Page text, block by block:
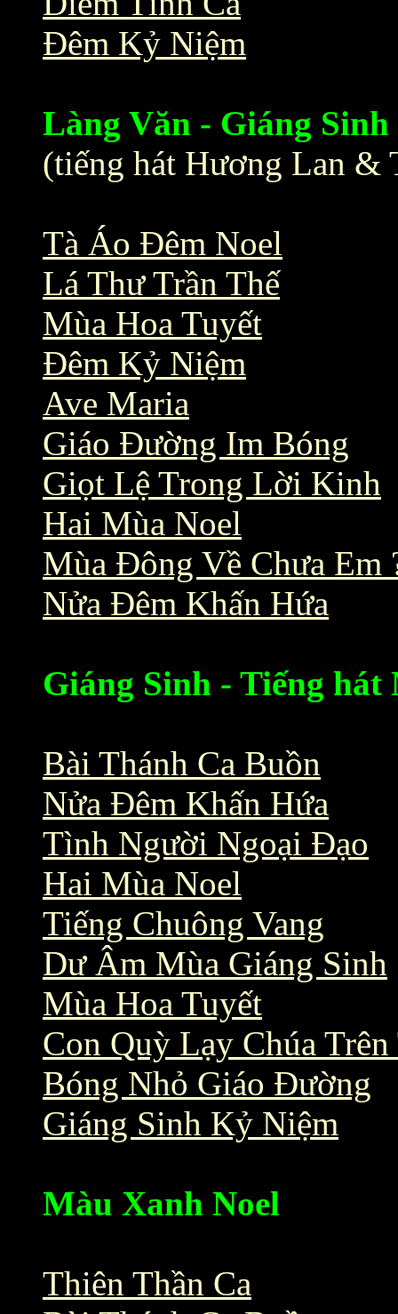
Đêm Kỷ Niệm
Làng Văn - Giáng Sinh
(tiếng hát Hương Lan &
Tà Áo Đêm Noel
Lá Thư Trần Thế
Mùa Hoa Tuyết
Đêm Kỷ Niệm
Ave Maria
Giáo Đường Im Bóng
Giọt Lệ Trong Lời Kinh
Hai Mùa Noel
Mùa Đông Về Chưa Em
Nửa Đêm Khấn Hứa
Giáng Sinh - Tiếng
Bài Thánh Ca Buồn
Nửa Đêm Khấn Hứa
Tình Người Ngoại Đạo
Hai Mùa Noel
Tiếng Chuông Vang
Dư Âm Mùa Giáng Sinh
Mùa Hoa Tuyết
Con Quỳ Lạy Chúa
Bóng Nhỏ Giáo Đường
Giáng Sinh Kỷ Niệm
Màu Xanh Noel
Thiên Thần Ca